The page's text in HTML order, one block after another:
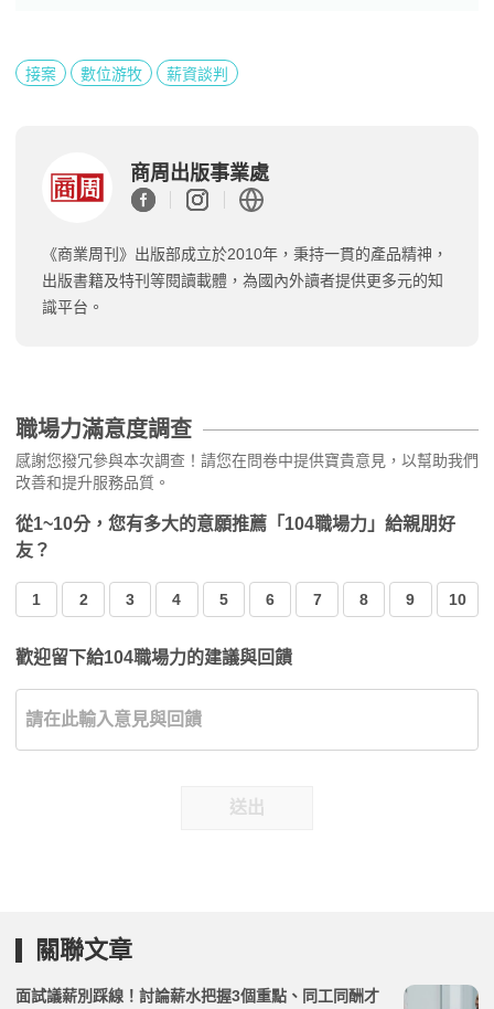
接案 數位游牧 薪資談判
商周出版事業處
《商業周刊》出版部成立於2010年，秉持一貫的產品精神，
出版書籍及特刊等閱讀載體，為國內外讀者提供更多元的知
識平台。
職場力滿意度調查
感謝您撥冗參與本次調查！請您在問卷中提供寶貴意見，以幫助我們
改善和提升服務品質。
從1~10分，您有多大的意願推薦「104職場力」給親朋好
友？
1 2 3 4 5 6 7 8 9 10
歡迎留下給104職場力的建議與回饋
送出
關聯文章
面試議薪別踩線！討論薪水把握3個重點、同工同酬才